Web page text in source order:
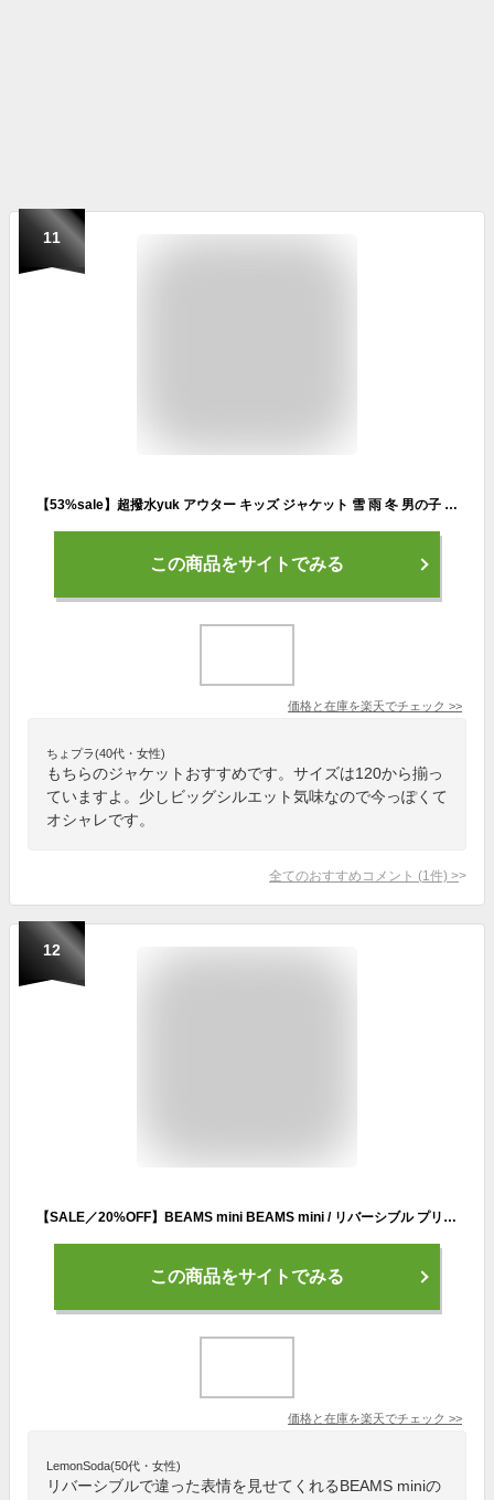
11
【53%sale】超撥水yuk アウター キッズ ジャケット 雪 雨 冬 男の子 女の子 120cm 130cm 140cm 150cm 160cm ジャケット コート 3WAYジャケット 大雪 ブラック ベージュ ネイビー 新作 オリジナル 秋 冬 アウター 加工 ジャケット 耐水圧10,000mm ユック ジュニア ボア
この商品をサイトでみる
価格と在庫を楽天でチェック >>
ちょプラ(40代・女性)
もちらのジャケットおすすめです。サイズは120から揃っ
ていますよ。少しビッグシルエット気味なので今っぽくて
オシャレです。
全てのおすすめコメント (1 件) >
12
【SALE／20%OFF】BEAMS mini BEAMS mini / リバーシブル プリント 中綿 ブルゾン(90~150cm) ビームス ミニ ジャケット・アウター ブルゾン・ジャンパー ホワイト パープル【送料無料】
この商品をサイトでみる
価格と在庫を楽天でチェック >>
LemonSoda(50代・女性)
リバーシブルで違った表情を見せてくれるBEAMS miniの